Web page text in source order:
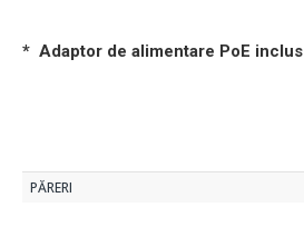
* Adaptor de alimentare PoE inclus
PĂRERI